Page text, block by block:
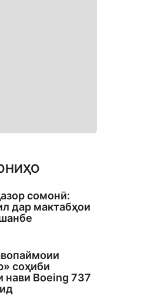
сомонӣ:
дар мактабҳои
соҳиби
нави Boeing 737